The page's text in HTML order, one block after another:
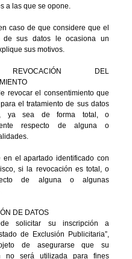
a las que se opone.
caso de que considere que el
de sus datos le ocasiona un
sus motivos.
DEL
revocar el consentimiento que
el tratamiento de sus datos
ya sea de forma total, o
respecto de alguna o
en el apartado identificado con
si la revocación es total, o
de alguna o algunas
DE DATOS
solicitar su inscripción a
de Exclusión Publicitaria”,
de asegurarse que su
no será utilizada para fines